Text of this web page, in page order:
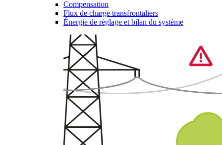
Compensation
Flux de charge transfrontaliers
Énergie de réglage et bilan du système